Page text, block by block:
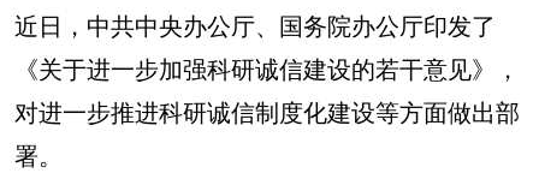
近日，中共中央办公厅、国务院办公厅印发了
《关于进一步加强科研诚信建设的若干意见》，
对进一步推进科研诚信制度化建设等方面做出部
署。